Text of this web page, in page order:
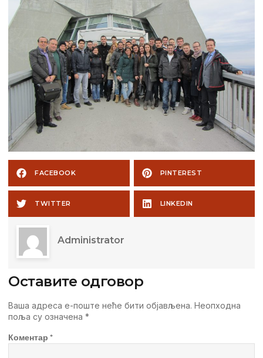
FACEBOOK PINTEREST
TWITTER LINKEDIN
Administrator
Оставите одговор
Ваша адреса е-поште неће бити објављена. Неопходна
поља су означена *
Коментар *